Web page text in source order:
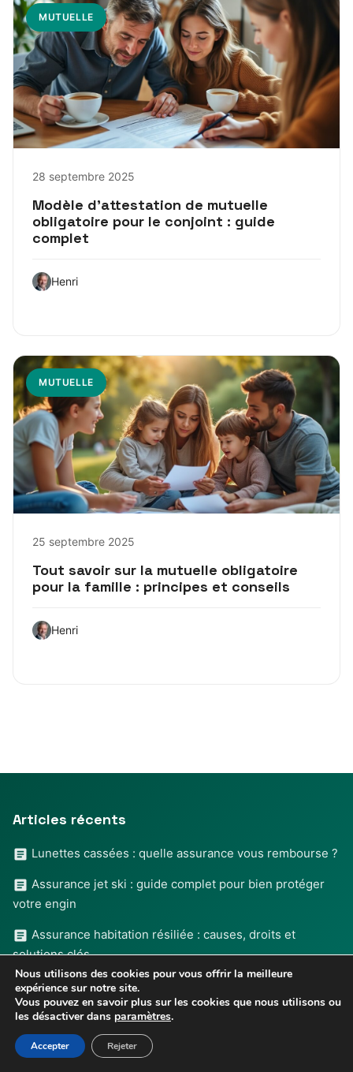
MUTUELLE
28 septembre 2025
Modèle d’attestation de mutuelle
obligatoire pour le conjoint : guide
complet
Henri
MUTUELLE
25 septembre 2025
Tout savoir sur la mutuelle obligatoire
pour la famille : principes et conseils
Henri
Articles récents
Lunettes cassées : quelle assurance vous rembourse ?
Assurance jet ski : guide complet pour bien protéger
votre engin
Assurance habitation résiliée : causes, droits et
solutions clés
Assurance décès invalidité : Guide complet pour bien
choisir
Assurance de la CAAE pour prêt habitat : garanties et
conseils
Nous utilisons des cookies pour vous offrir la meilleure
expérience sur notre site.
Vous pouvez en savoir plus sur les cookies que nous utilisons ou
les désactiver dans paramètres.
Accepter Rejeter